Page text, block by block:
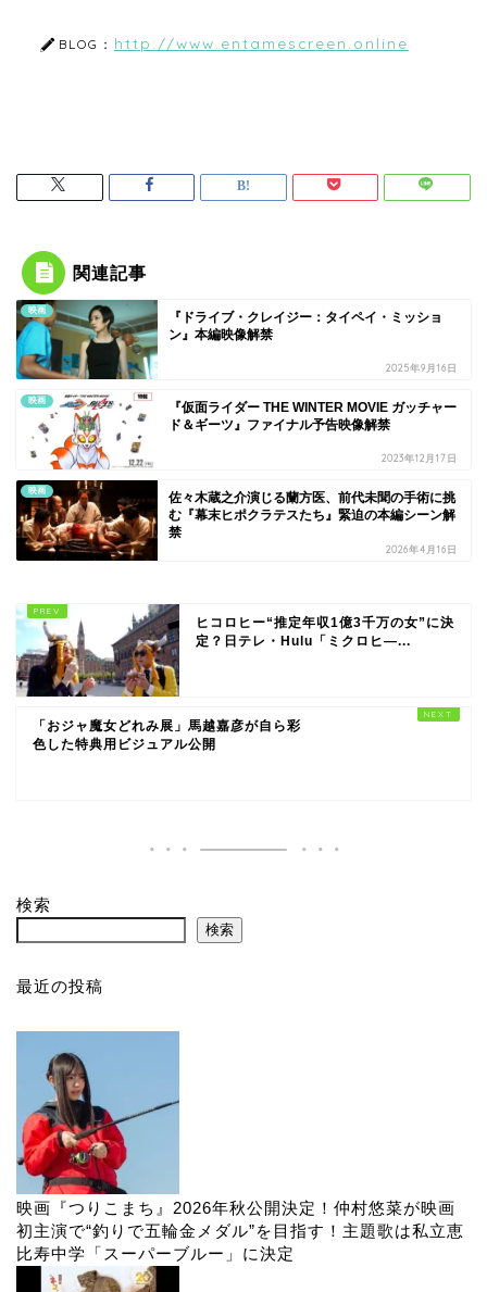
BLOG： http://www.entamescreen.online
関連記事
映画
『ドライブ・クレイジー：タイペイ・ミッショ
ン』本編映像解禁
2025年9月16日
映画
『仮面ライダー THE WINTER MOVIE ガッチャー
ド＆ギーツ』ファイナル予告映像解禁
2023年12月17日
映画
佐々木蔵之介演じる蘭方医、前代未聞の手術に挑
む『幕末ヒポクラテスたち』緊迫の本編シーン解
禁
2026年4月16日
ヒコロヒー“推定年収1億3千万の女”に決
定？日テレ・Hulu「ミクロヒ―...
「おジャ魔女どれみ展」馬越嘉彦が自ら彩
色した特典用ビジュアル公開
検索
検索
最近の投稿
映画『つりこまち』2026年秋公開決定！仲村悠菜が映画
初主演で“釣りで五輪金メダル”を目指す！主題歌は私立恵
比寿中学「スーパーブルー」に決定